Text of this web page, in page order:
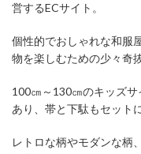
営するECサイト。
個性的でおしゃれな和服
物を楽しむための少々奇
100㎝～130㎝のキッズ
あり、帯と下駄もセット
レトロな柄やモダンな柄